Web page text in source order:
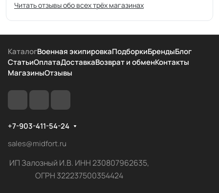
Читать отзывы обо всех трёх магазинах
КаталогВоенная экипировкаПодборкиБрендыБлог
СтатьиОплатаДоставкаВозврат и обменКонтакты
МагазиныОтзывы
+7-903-411-54-24
sales@midfort.ru
ИП Залозный И.В. ИНН 230807962635,
ОГРН 322237500354424